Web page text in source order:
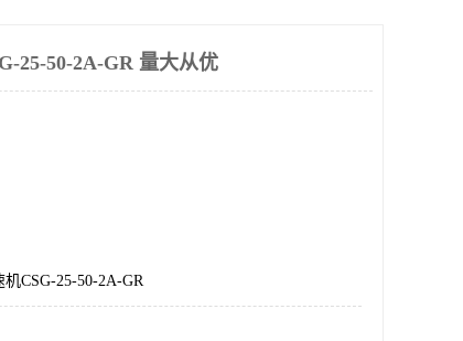
25-50-2A-GR 量大从优
CSG-25-50-2A-GR